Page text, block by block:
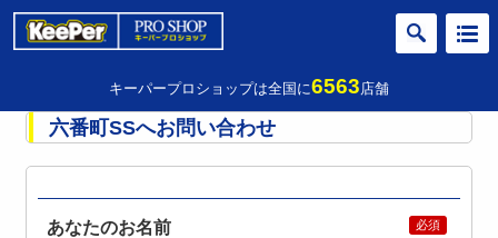
キーパープロショップは全国に6563店舗
六番町SSへお問い合わせ
あなたのお名前